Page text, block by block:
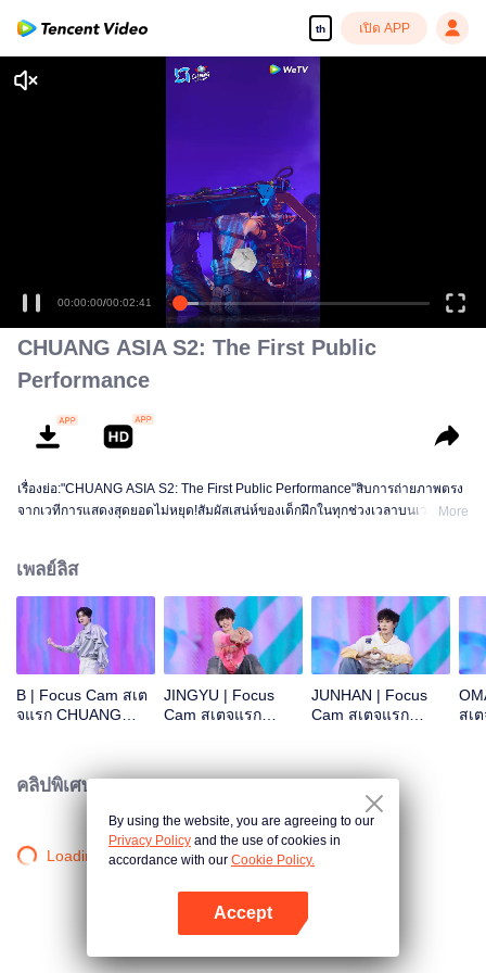
th เปิด APP
เพลิดเพลินกับซีรีส์ความคมชัดสูงอย่างลื่นไหล
00:00:00/00:02:41
CHUANG ASIA S2: The First Public
Performance
เรื่องย่อ:"CHUANG ASIA S2: The First Public Performance"สิบการถ่ายภาพตรง
จากเวทีการแสดงสุดยอดไม่หยุด!สัมผัสเสน่ห์ของเด็กฝึกในทุกช่วงเวลาบนเวที!โอเค
More
เพลย์ลิส
B | Focus Cam สเต
จแรก CHUANG
JINGYU | Focus
Cam สเตจแรก
JUNHAN | Focus
Cam สเตจแรก
สเ
คลิปพิเศษ
Loading…
By using the website, you are agreeing to our
Privacy Policy and the use of cookies in
accordance with our Cookie Policy.
Accept